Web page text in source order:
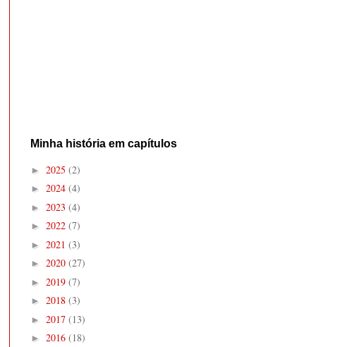
Minha história em capítulos
► 2025 (2)
► 2024 (4)
► 2023 (4)
► 2022 (7)
► 2021 (3)
► 2020 (27)
► 2019 (7)
► 2018 (3)
► 2017 (13)
► 2016 (18)